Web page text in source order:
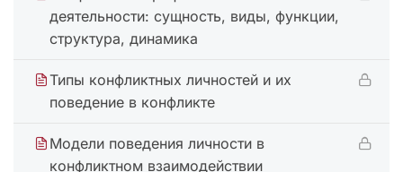
деятельности: сущность, виды, функции,
структура, динамика
Типы конфликтных личностей и их
поведение в конфликте
Модели поведения личности в
конфликтном взаимодействии